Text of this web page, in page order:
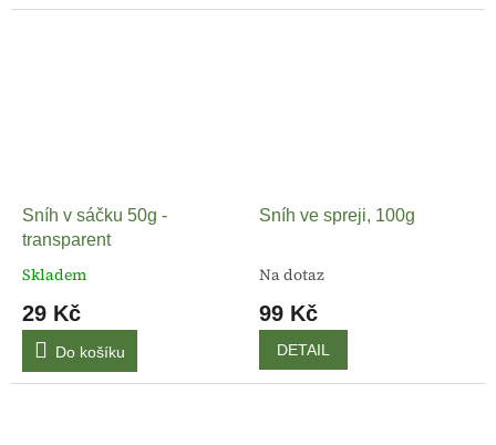
Sníh v sáčku 50g -
transparent
Skladem
29 Kč
Do košíku
Sníh ve spreji, 100g
Na dotaz
99 Kč
DETAIL